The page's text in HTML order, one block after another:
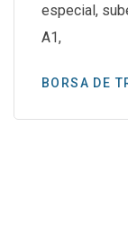
especial,
A1,
BORSA DE